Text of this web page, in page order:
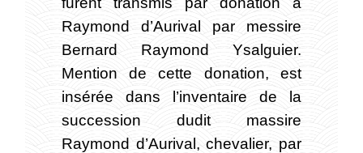
Raymond d’Aurival par messire
Bernard Raymond Ysalguier.
Mention de cette donation, est
insérée dans l’inventaire de la
succession dudit massire
Raymond d’Aurival, chevalier, par